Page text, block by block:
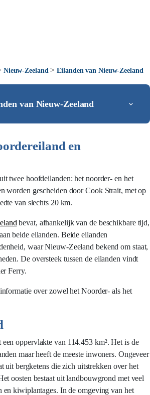
Nieuw-Zeeland >Eilanden van Nieuw-Zeeland
van Nieuw-Zeeland
en
twee hoofdeilanden: het noorder- en het
worden gescheiden door Cook Strait, met op
van slechts 20 km.
bevat, afhankelijk van de beschikbare tijd,
beide eilanden. Beide eilanden
waar Nieuw-Zeeland bekend om staat,
De oversteek tussen de eilanden vindt
Ferry.
over zowel het Noorder- als het
een oppervlakte van 114.453 km². Het is de
maar heeft de meeste inwoners. Ongeveer
uit bergketens die zich uitstrekken over het
oosten bestaat uit landbouwgrond met veel
en kiwiplantages. In de omgeving van het